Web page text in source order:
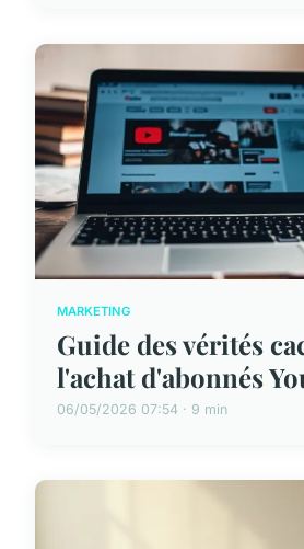
MARKETING
Guide des vérités
l'achat d'abonnés
06/05/2026 07:54 · 9 min